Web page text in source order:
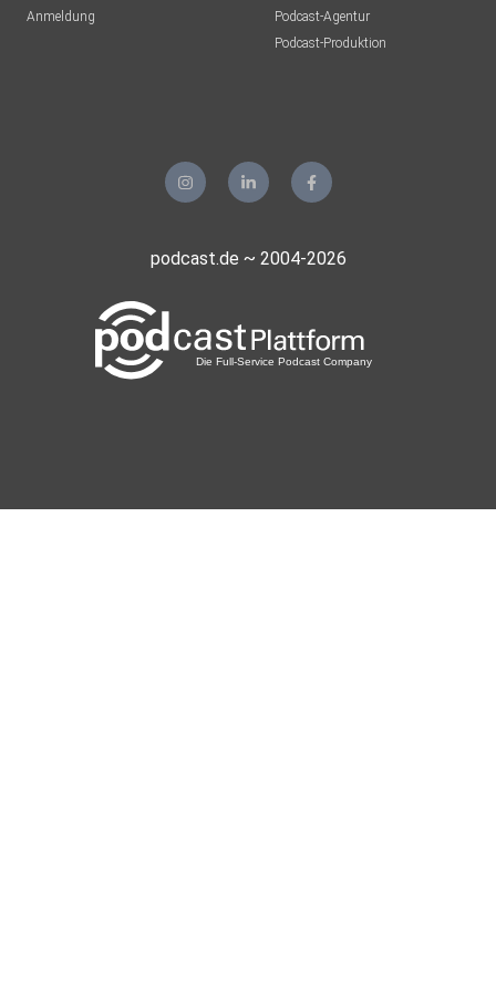
Anmeldung
Podcast-Agentur
Podcast-Produktion
podcast.de ~ 2004-2026